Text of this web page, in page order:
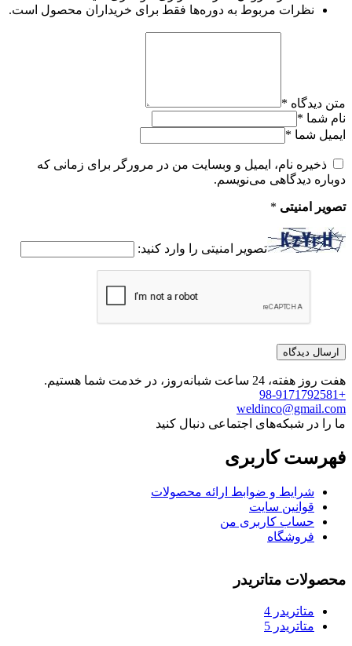
نظرات مربوط به دوره‌ها فقط برای خریداران محصول است.
متن دیدگاه *
نام شما *
ایمیل شما *
ذخیره نام، ایمیل و وبسایت من در مرورگر برای زمانی که
دوباره دیدگاهی می‌نویسم.
تصویر امنیتی *
تصویر امنیتی را وارد کنید:
هفت روز هفته، 24 ساعت شبانه‌روز، در خدمت شما هستیم.
+98-9171792581
weldinco@gmail.com
ما را در شبکه‌های اجتماعی دنبال کنید
فهرست کاربری
شرایط و ضوابط ارائه محصولات
قوانین سایت
حساب کاربری من
فروشگاه
محصولات متاتریدر
متاتريدر 4
متاتريدر 5